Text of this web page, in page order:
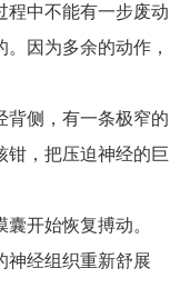
程中不能有一步废动
因为多余的动作，
背侧，有一条极窄的
钳，把压迫神经的巨
开始恢复搏动。
神经组织重新舒展